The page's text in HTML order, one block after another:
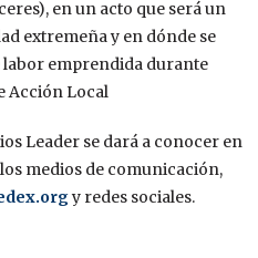
en un acto que será un
extremeña y en dónde se
emprendida durante
Acción Local
Leader se dará a conocer en
medios de comunicación,
y redes sociales.